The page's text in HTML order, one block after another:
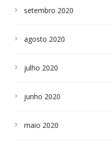
setembro 2020
agosto 2020
julho 2020
junho 2020
maio 2020